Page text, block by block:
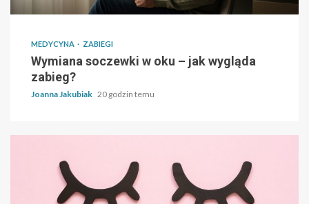
MEDYCYNA ZABIEGI
Wymiana soczewki w oku – jak wygląda
zabieg?
Joanna Jakubiak 20 godzin temu